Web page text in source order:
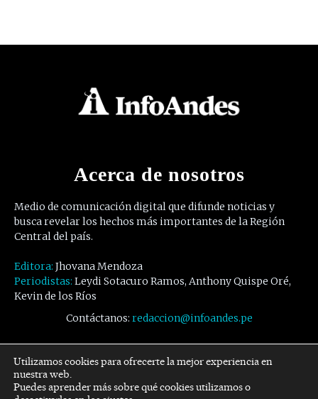
Acerca de nosotros
Medio de comunicación digital que difunde noticias y
busca revelar los hechos más importantes de la Región
Central del país.
Editora: Jhovana Mendoza
Periodistas: Leydi Sotacuro Ramos, Anthony Quispe Oré,
Kevin de los Ríos
Contáctanos: redaccion@infoandes.pe
Síguenos
Facebook Twitter Youtube
Utilizamos cookies para ofrecerte la mejor experiencia en
nuestra web.
Puedes aprender más sobre qué cookies utilizamos o